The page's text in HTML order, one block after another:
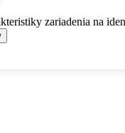
zariadenia na